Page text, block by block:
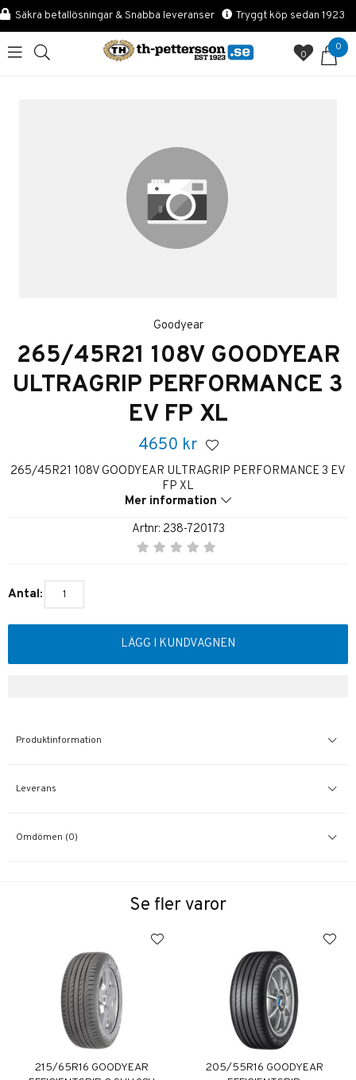
Säkra betallösningar & Snabba leveranser Tryggt köp sedan 1923
0
0
Goodyear
265/45R21 108V GOODYEAR
ULTRAGRIP PERFORMANCE 3
EV FP XL
4650 kr
265/45R21 108V GOODYEAR ULTRAGRIP PERFORMANCE 3 EV
FP XL
Mer information
Artnr: 238-720173
Antal:
LÄGG I KUNDVAGNEN
Produktinformation
Leverans
Omdömen (0)
Se fler varor
215/65R16 GOODYEAR
205/55R16 GOODYEAR